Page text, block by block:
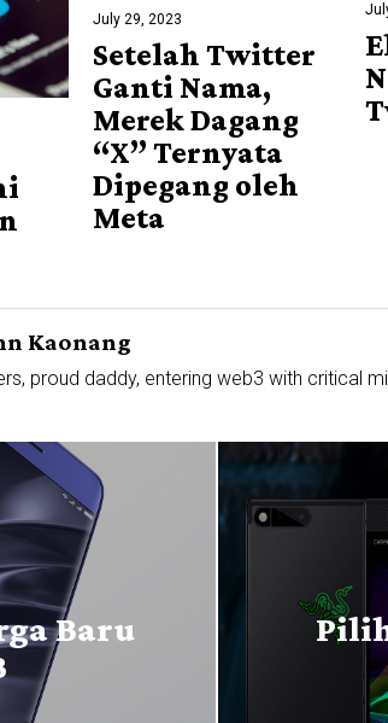
July 29, 2023
Setelah Twitter
Ganti Nama,
Merek Dagang
“X” Ternyata
Dipegang oleh
Meta
Kaonang
proud daddy, entering web3 with critical
Baru